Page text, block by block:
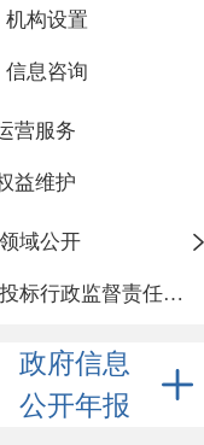
机构设置
信息咨询
营服务
益维护
域公开
招标投标行政监督责任清单
政府信息
公开年报